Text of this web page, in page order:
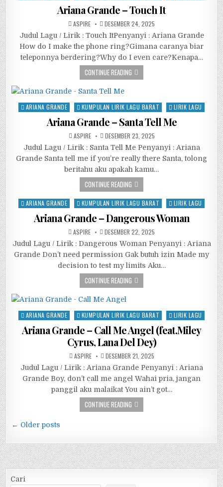
Ariana Grande – Touch It
ASPIRE DESEMBER 24, 2025
Judul Lagu / Lirik : Touch ItPenyanyi : Ariana Grande
How do I make the phone ring?Gimana caranya biar
teleponnya berdering?Why do I even care?Kenapa…
CONTINUE READING
Posted
ARIANA GRANDE KUMPULAN LIRIK LAGU BARAT LIRIK LAGU
Ariana Grande – Santa Tell Me
ASPIRE DESEMBER 23, 2025
Judul Lagu / Lirik : Santa Tell Me Penyanyi : Ariana
Grande Santa tell me if you’re really there Santa, tolong
beritahu aku apakah kamu…
CONTINUE READING
Posted
ARIANA GRANDE KUMPULAN LIRIK LAGU BARAT LIRIK LAGU
Ariana Grande – Dangerous Woman
ASPIRE DESEMBER 22, 2025
Judul Lagu / Lirik : Dangerous Woman Penyanyi : Ariana
Grande Don’t need permission Gak butuh izin Made my
decision to test my limits Aku…
CONTINUE READING
Posted
in
ARIANA GRANDE KUMPULAN LIRIK LAGU BARAT LIRIK LAGU
Ariana Grande – Call Me Angel (feat.Miley
Cyrus, Lana Del Dey)
ASPIRE DESEMBER 21, 2025
Judul Lagu / Lirik : Ariana Grande Penyanyi : Ariana
Grande Boy, don’t call me angel Wahai pria, jangan
panggil aku malaikat You ain’t got…
CONTINUE READING
Navigasi
pos
← Older posts
Cari